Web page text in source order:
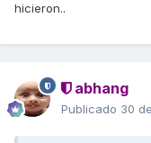
hicieron..
abhang
Publicado 30